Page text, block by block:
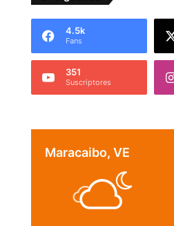
4.5k
Fans
351
Suscriptores
Maracaibo, VE